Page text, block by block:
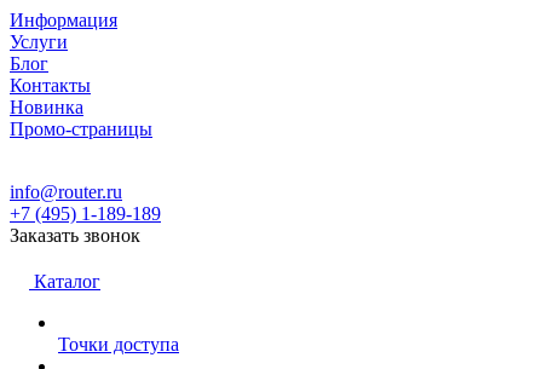
Информация
Услуги
Блог
Контакты
Новинка
Промо-страницы
info@router.ru
+7 (495) 1-189-189
Заказать звонок
Каталог
Точки доступа